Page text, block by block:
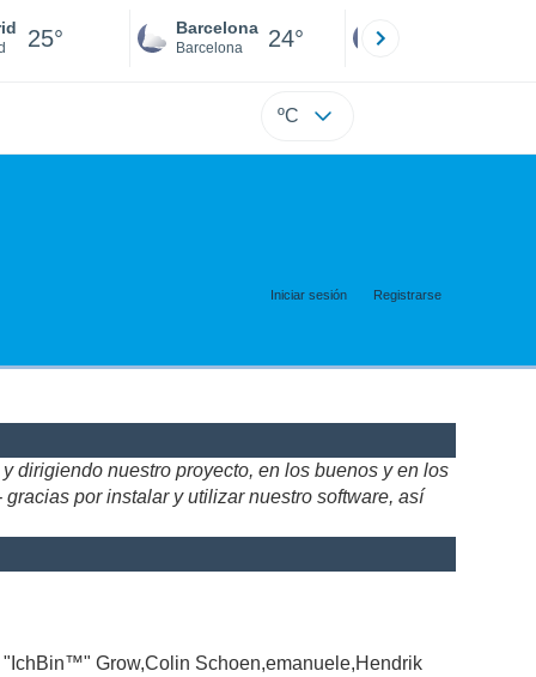
25° Barcelona
Barcelona 24°
ºC
Iniciar sesión Registrarse
dirigiendo nuestro proyecto, en los buenos y en los
por instalar y utilizar nuestro software, así
Grow,Colin Schoen,emanuele,Hendrik